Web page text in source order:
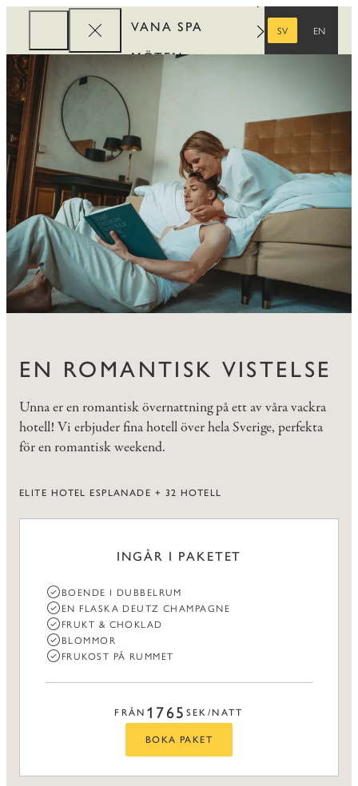
VANA SPA
MÖTEN
FÖRETAG
SV
EN
EN ROMANTISK VISTELSE
Unna er en romantisk övernattning på ett av våra vackra
hotell! Vi erbjuder fina hotell över hela Sverige, perfekta
för en romantisk weekend.
ELITE HOTEL ESPLANADE + 32 HOTELL
INGÅR I PAKETET
BOENDE I DUBBELRUM
EN FLASKA DEUTZ CHAMPAGNE
FRUKT & CHOKLAD
BLOMMOR
FRUKOST PÅ RUMMET
FRÅN 1765 SEK/NATT
BOKA PAKET